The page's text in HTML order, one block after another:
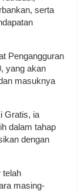
serta
Pengangguran
yang akan
masuknya
Gratis, ia
dalam tahap
dengan
telah
masing-